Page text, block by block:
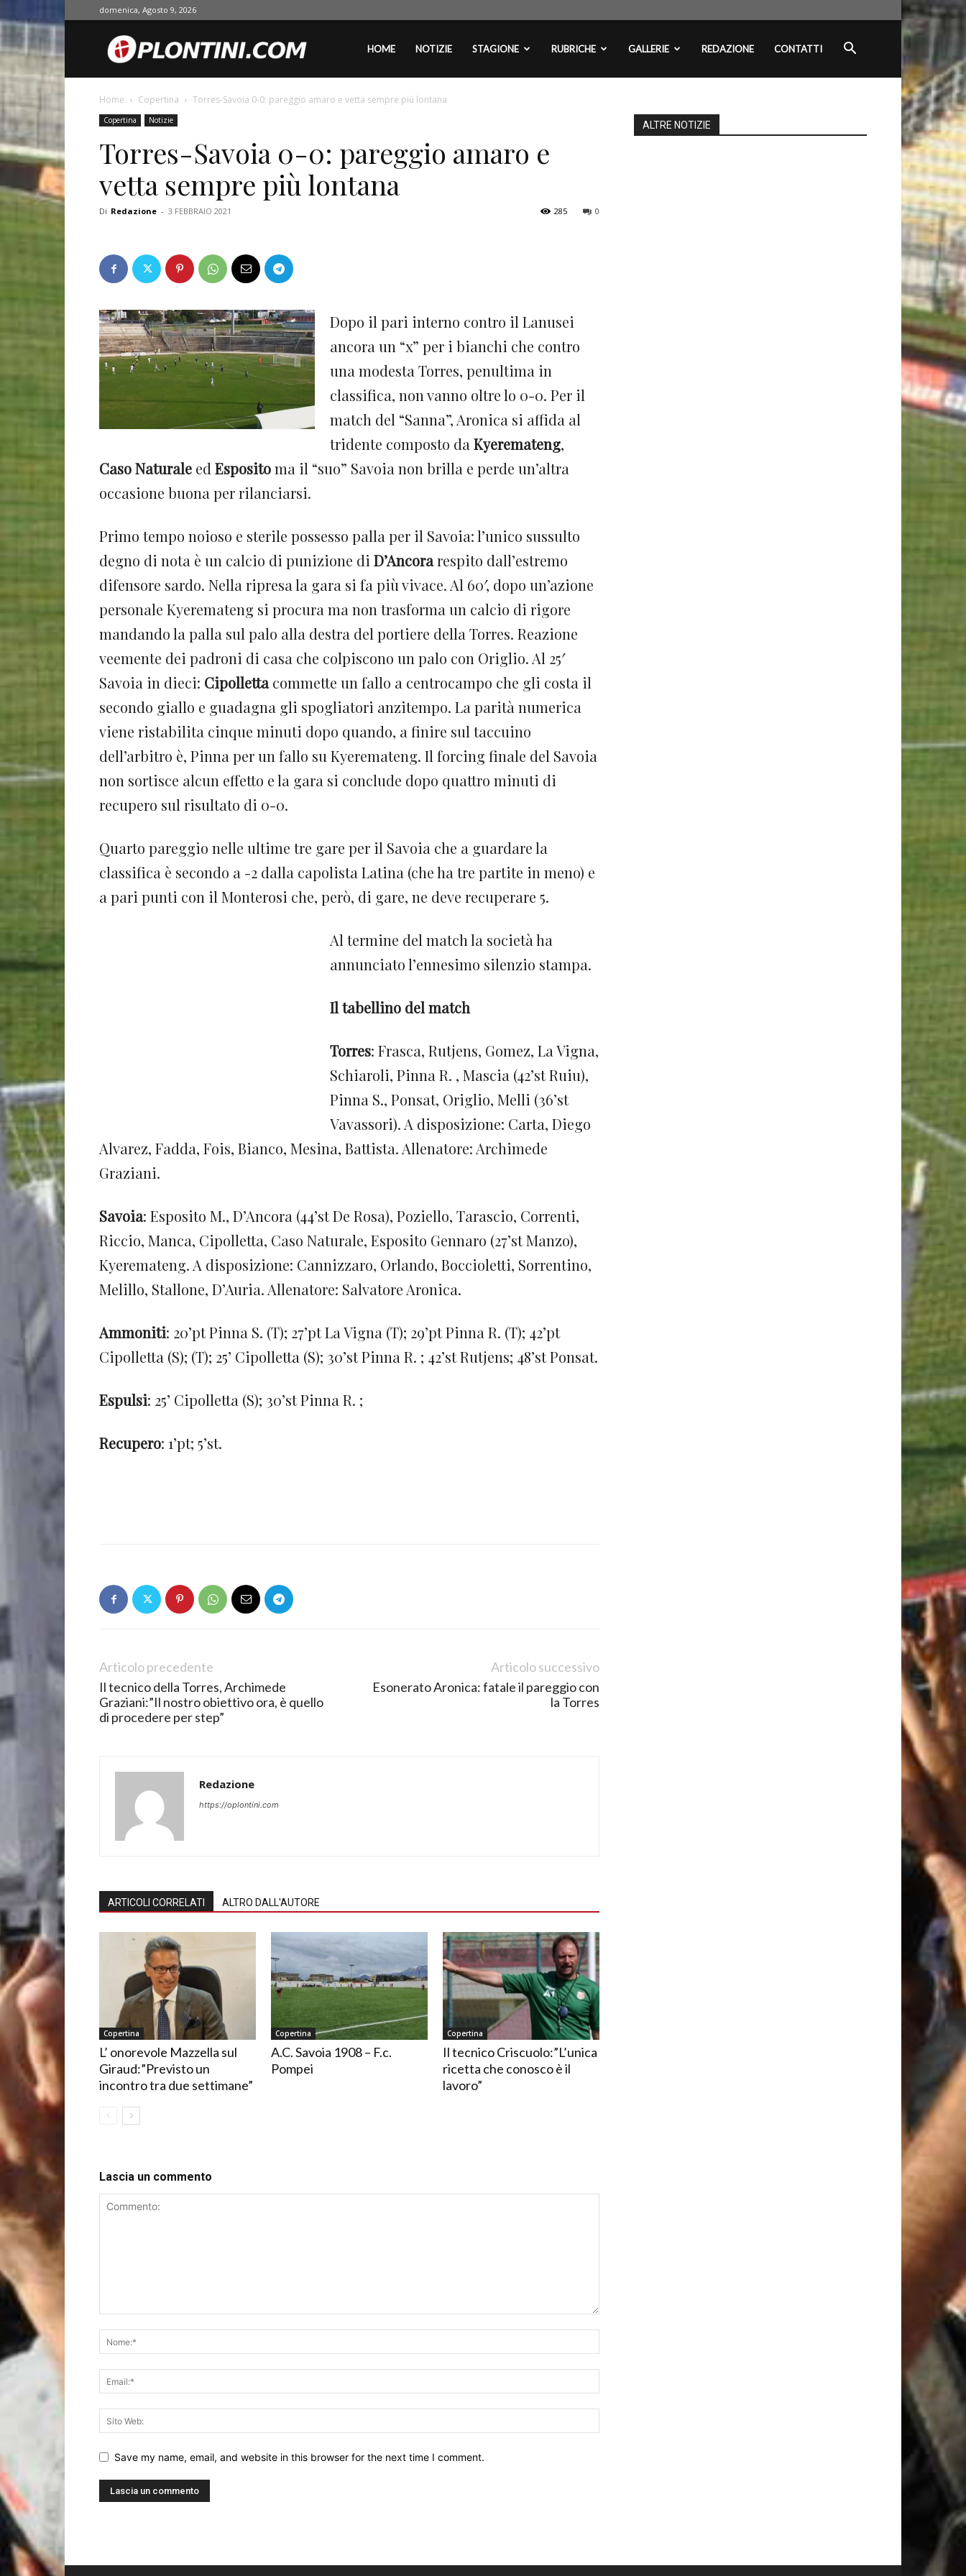
domenica, Agosto 9, 2026
Oplontini.comHOME NOTIZIE STAGIONE RUBRICHE GALLERIE REDAZIONE CONTATTI
Home Copertina Torres-Savoia 0-0: pareggio amaro e vetta sempre più lontana
Copertina Notizie
Torres-Savoia 0-0: pareggio amaro e
vetta sempre più lontana
Di Redazione - 3 FEBBRAIO 2021 0
285
Dopo il pari interno contro il Lanusei
ancora un “x” per i bianchi che contro
una modesta Torres, penultima in
classifica, non vanno oltre lo 0-0. Per il
match del “Sanna”, Aronica si affida al
tridente composto da Kyeremateng,
Caso Naturale ed Espositoma il “suo” Savoia non brilla e perde un’altra
occasione buona per rilanciarsi.
Primo tempo noioso e sterile possesso palla per il Savoia: l’unico sussulto
degno di nota è un calcio di punizione di D’Ancorarespito dall’estremo
difensore sardo. Nella ripresa la gara si fa più vivace. Al 60′, dopo un’azione
personale Kyeremateng si procura ma non trasforma un calcio di rigore
mandando la palla sul palo alla destra del portiere della Torres. Reazione
veemente dei padroni di casa che colpiscono un palo con Origlio. Al 25′
Savoia in dieci: Cipollettacommette un fallo a centrocampo che gli costa il
secondo giallo e guadagna gli spogliatori anzitempo. La parità numerica
viene ristabilita cinque minuti dopo quando, a finire sul taccuino
dell’arbitro è, Pinna per un fallo su Kyeremateng. Il forcing finale del Savoia
non sortisce alcun effetto e la gara si conclude dopo quattro minuti di
recupero sul risultato di 0-0.
Quarto pareggio nelle ultime tre gare per il Savoia che a guardare la
classifica è secondo a -2 dalla capolista Latina (che ha tre partite in meno) e
a pari punti con il Monterosi che, però, di gare, ne deve recuperare 5.
Al termine del match la società ha
annunciato l’ennesimo silenzio stampa.
Il tabellino del match
Torres: Frasca, Rutjens, Gomez, La Vigna,
Schiaroli, Pinna R. , Mascia (42’st Ruiu),
Pinna S., Ponsat, Origlio, Melli (36’st
Vavassori). A disposizione: Carta, Diego
Alvarez, Fadda, Fois, Bianco, Mesina, Battista. Allenatore: Archimede
Graziani.
Savoia: Esposito M., D’Ancora (44’st De Rosa), Poziello, Tarascio, Correnti,
Riccio, Manca, Cipolletta, Caso Naturale, Esposito Gennaro (27’st Manzo),
Kyeremateng. A disposizione: Cannizzaro, Orlando, Boccioletti, Sorrentino,
Melillo, Stallone, D’Auria. Allenatore: Salvatore Aronica.
Ammoniti: 20’pt Pinna S. (T); 27’pt La Vigna (T); 29’pt Pinna R. (T); 42’pt
Cipolletta (S); (T); 25’ Cipolletta (S); 30’st Pinna R. ; 42’st Rutjens; 48’st Ponsat.
Espulsi: 25’ Cipolletta (S); 30’st Pinna R. ;
Recupero: 1’pt; 5’st.
Articolo precedente
Il tecnico della Torres, Archimede
Graziani:”Il nostro obiettivo ora, è quello
di procedere per step”
Articolo successivo
Esonerato Aronica: fatale il pareggio con
la Torres
Redazione
https://oplontini.com
ARTICOLI CORRELATI ALTRO DALL'AUTORE
Copertina
L’ onorevole Mazzella sul
Giraud:”Previsto un
incontro tra due settimane”
Copertina
A.C. Savoia 1908 – F.c.
Pompei
Copertina
Il tecnico Criscuolo:”L’unica
ricetta che conosco è il
lavoro”
Lascia un commento
Save my name, email, and website in this browser for the next time I comment.
ALTRE NOTIZIE